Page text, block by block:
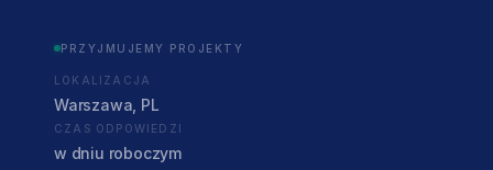
PRZYJMUJEMY PROJEKTY
LOKALIZACJA
Warszawa, PL
CZAS ODPOWIEDZI
w dniu roboczym